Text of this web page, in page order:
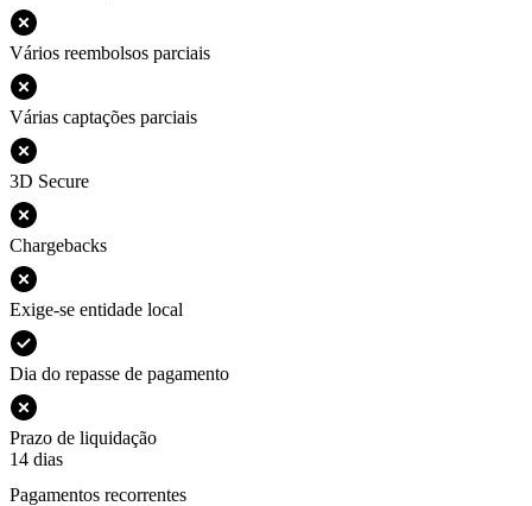
Vários reembolsos parciais
Várias captações parciais
3D Secure
Chargebacks
Exige-se entidade local
Dia do repasse de pagamento
Prazo de liquidação
14 dias
Pagamentos recorrentes